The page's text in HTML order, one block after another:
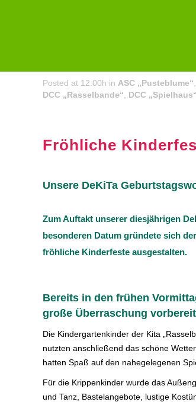
Posted at 12:00h in ASC „Pusteblume“
DCC „Rasselbande“
DCC „Spielhaus“
Fröhliche
Unsere DeKiTa
Zum Auftakt unserer diesjährigen
besonderen Datum gründete sich
fröhliche Kinderfeste ausgestalten.
Bereits in den frühen
große Überraschung
Die Kindergartenkinder der Kita
nutzten anschließend das schöne
hatten Spaß auf den nahegelegenen
Für die Krippenkinder wurde das
und Tanz, Bastelangebote, lustige